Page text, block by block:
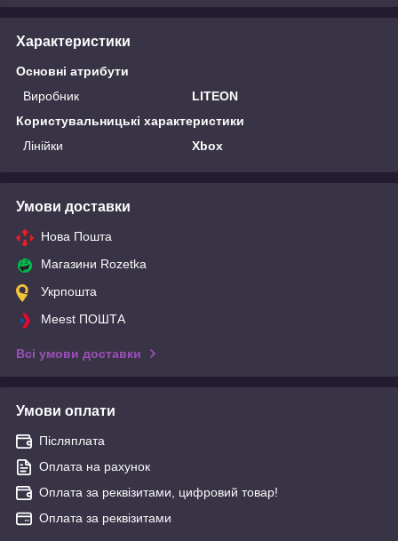
Характеристики
Основні атрибути
Виробник
LITEON
Користувальницькі характеристики
Лінійки
Xbox
Умови доставки
Нова Пошта
Магазини Rozetka
Укрпошта
Meest ПОШТА
Всі умови доставки
Умови оплати
Післяплата
Оплата на рахунок
Оплата за реквізитами, цифровий товар!
Оплата за реквізитами